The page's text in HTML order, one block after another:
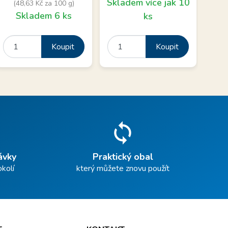
(48,63 Kč za 100 g)
Skladem 6 ks
Koupit
Skladem více jak 10
ks
Koupit
sync
Praktický obal
který můžete znovu použít